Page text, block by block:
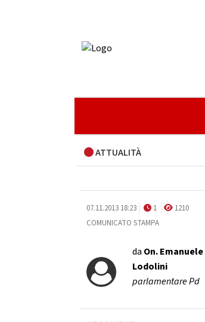
ATTUALITÀ
07.11.2013 18:23 1
1210
COMUNICATO STAMPA
da On.Emanuele
Lodolini
parlamentare Pd